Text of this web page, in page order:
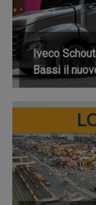
Iveco
Bassi il